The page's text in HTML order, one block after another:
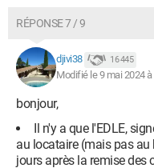
RÉPONSE 7 / 9
djivi38 16 445
Modifié le 9 mai 2024 à
bonjour,
Il n'y a que l'EDLE,
au locataire (mais pas
jours après la remise des